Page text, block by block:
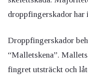
droppfingerskador har
Droppfingerskador
“Malletskena”.
fingret utsträckt och